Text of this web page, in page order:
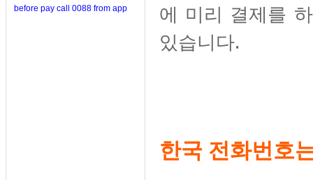
before pay call 0088 from app
에 미리 결제를
있습니다.
한국 전화번호